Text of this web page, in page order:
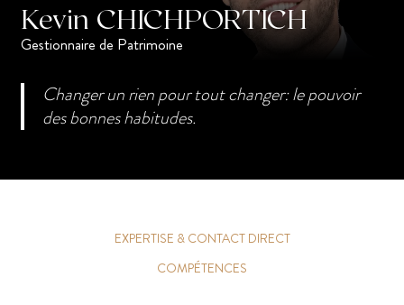
Kevin CHICHPORTICH
Gestionnaire de Patrimoine
Changer un rien pour tout changer: le pouvoir
des bonnes habitudes.
EXPERTISE & CONTACT DIRECT
COMPÉTENCES